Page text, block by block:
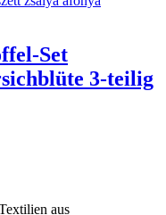
Set
3-teilig
aus